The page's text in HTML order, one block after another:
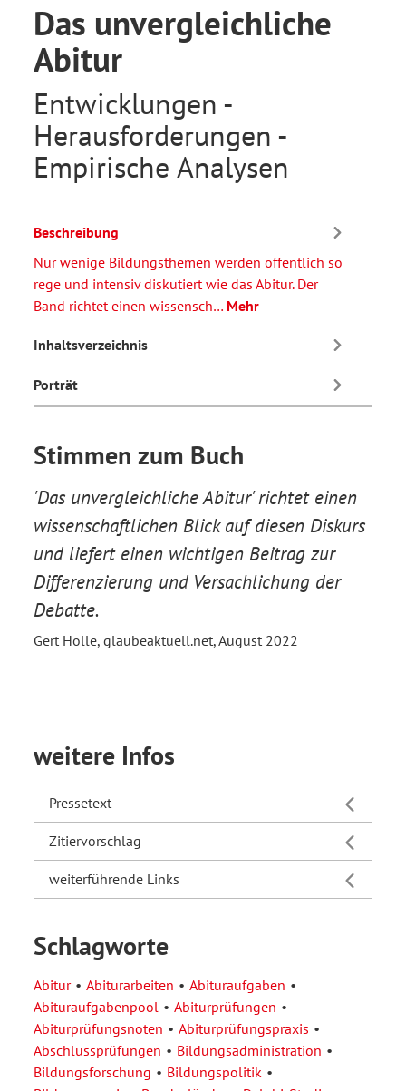
Das unvergleichliche
Abitur
Entwicklungen -
Herausforderungen -
Empirische Analysen
Beschreibung
Nur wenige Bildungsthemen werden öffentlich so
rege und intensiv diskutiert wie das Abitur. Der
Band richtet einen wissensch… Mehr
Inhaltsverzeichnis
Porträt
Stimmen zum Buch
'Das unvergleichliche Abitur' richtet einen
wissenschaftlichen Blick auf diesen Diskurs
und liefert einen wichtigen Beitrag zur
Differenzierung und Versachlichung der
Debatte.
Gert Holle, glaubeaktuell.net, August 2022
weitere Infos
Pressetext
Zitiervorschlag
weiterführende Links
Schlagworte
Abitur Abiturarbeiten
Abituraufgaben
Abituraufgabenpool
Abiturprüfungen
Abiturprüfungsnoten
Abiturprüfungspraxis
Abschlussprüfungen
Bildungsadministration
Bildungsforschung
Bildungspolitik